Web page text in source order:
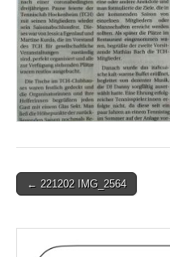
Post← 221202 IMG_2564